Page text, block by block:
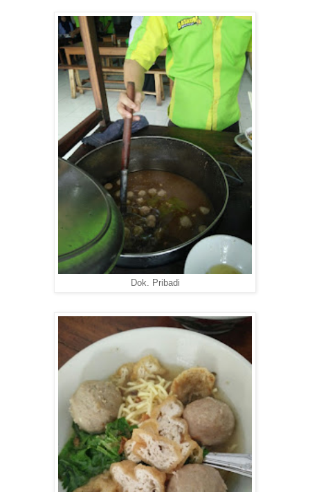
Dok. Pribadi